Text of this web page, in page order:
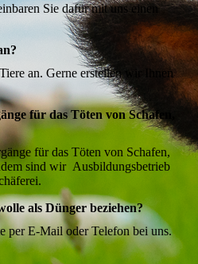
Sie dafür mit uns einen
an. Gerne erstellen wir Ihnen
für das Töten von Schafen,
für das Töten von Schafen,
sind wir Ausbildungsbetrieb
als Dünger beziehen?
per E-Mail oder Telefon bei uns.